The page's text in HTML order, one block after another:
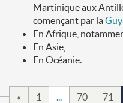
Martinique aux
començant par la
En Afrique,
En Asie,
En Océanie.
« 1 70 71